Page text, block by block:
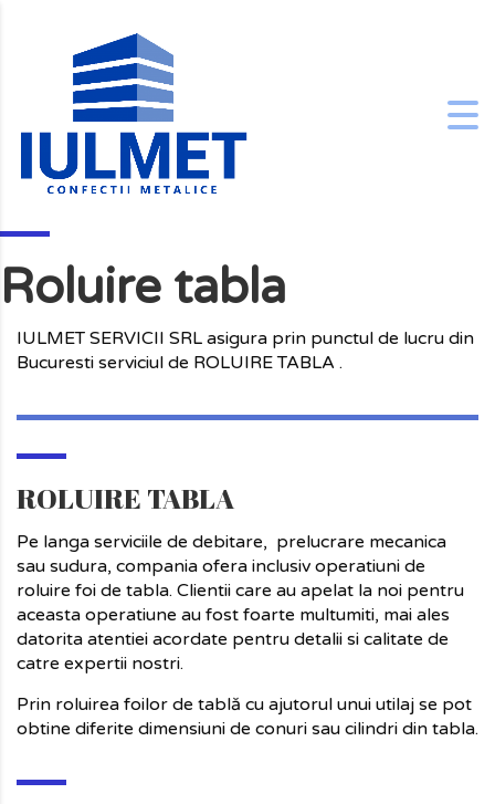
Roluire tabla
IULMET SERVICII SRL asigura prin punctul de lucru din
Bucuresti serviciul de ROLUIRE TABLA .
ROLUIRE TABLA
Pe langa serviciile de debitare, prelucrare mecanica
sau sudura, compania ofera inclusiv operatiuni de
roluire foi de tabla. Clientii care au apelat la noi pentru
aceasta operatiune au fost foarte multumiti, mai ales
datorita atentiei acordate pentru detalii si calitate de
catre expertii nostri.
Prin roluirea foilor de tablă cu ajutorul unui utilaj se pot
obtine diferite dimensiuni de conuri sau cilindri din tabla.